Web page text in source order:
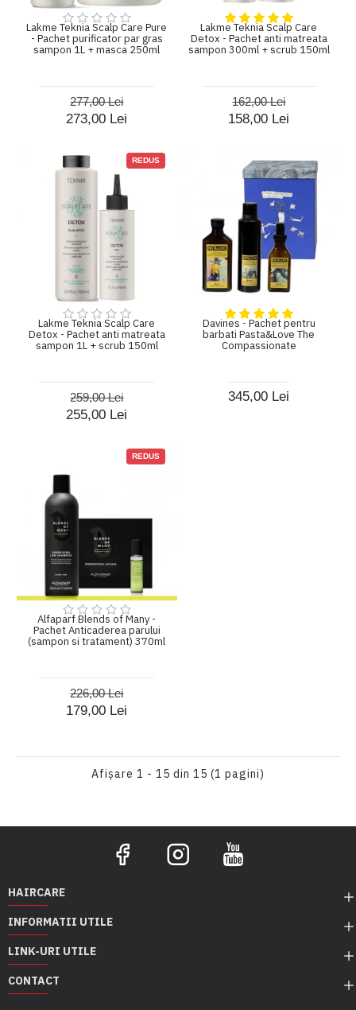
Lakme Teknia Scalp Care Pure
- Pachet purificator par gras
sampon 1L + masca 250ml
273,00 Lei
277,00 Lei
Lakme Teknia Scalp Care
Detox - Pachet anti matreata
sampon 300ml + scrub 150ml
158,00 Lei
162,00 Lei
REDUS
Lakme Teknia Scalp Care
Detox - Pachet anti matreata
sampon 1L + scrub 150ml
255,00 Lei
259,00 Lei
Davines - Pachet pentru
barbati Pasta&Love The
Compassionate
345,00 Lei
REDUS
Alfaparf Blends of Many -
Pachet Anticaderea parului
(sampon si tratament) 370ml
179,00 Lei
226,00 Lei
Afişare 1 - 15 din 15 (1 pagini)
HAIRCARE
INFORMATII UTILE
LINK-URI UTILE
CONTACT